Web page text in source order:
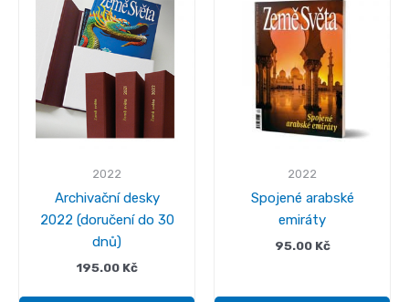
2022
Archivační desky
2022 (doručení do 30
dnů)
195.00 Kč
2022
Spojené arabské
emiráty
95.00 Kč